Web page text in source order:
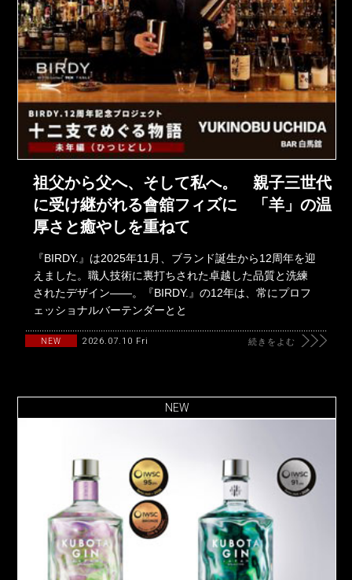
祖父から父へ、そして私へ。 親子三世代
に受け継がれる會舘フィズに 「羊」の温
厚さと癒やしを重ねて
『BIRDY.』は2025年11月、ブランド誕生から12周年を迎
えました。職人技術に裏打ちされた卓越した品質と洗練
されたデザイン――。『BIRDY.』の12年は、常にプロフ
ェッショナルバーテンダーとと
NEW 2026.07.10 Fri 続きをよむ
NEW